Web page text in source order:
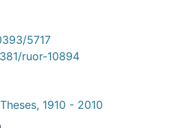
5717
ruor-10894
1910 - 2010